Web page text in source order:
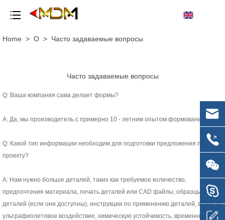
Home > О > Часто задаваемые вопросы
Часто задаваемые вопросы
Q: Ваша компания сама делает формы?
А: Да, мы производитель с примерно 10 - летним опытом формования.
Q: Какой тип информации необходим для подготовки предложения по
проекту?
A: Нам нужно больше деталей, таких как требуемое количество,
предпочтения материала, печать деталей или CAD файлы, образцы
деталей (если они доступны), инструкции по применению деталей, включая
ультрафиолетовое воздействие, химическую устойчивость, временные